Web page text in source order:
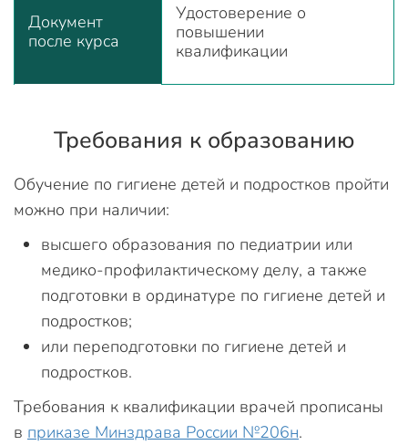
Документ
после курса
Удостоверение о
повышении
квалификации
Требования к образованию
Обучение по гигиене детей и подростков пройти
можно при наличии:
высшего образования по педиатрии или
медико-профилактическому делу, а также
подготовки в ординатуре по гигиене детей и
подростков;
или переподготовки по гигиене детей и
подростков.
Требования к квалификации врачей прописаны
в приказе Минздрава России №206н.